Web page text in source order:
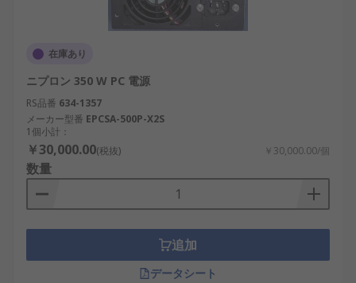
がACを脈流DCに変換し、コンデンサが平滑化しま
す。その後、電圧レギュレーターが12V、5V、3.3V
などの安定した出力電圧を供給し、それぞれのコン
PC電源の主な機能は、重要なハードウェアコンポー
ネントに安定した電圧を供給することです。ATX電
源は、一般的なデスクトップPC電源として広く使用
され、マザーボード、グラフィックカード、ストレ
ージデバイスに電力を分配します。ノートPC電源で
は、効率性と携帯性が重視され、小型設計と内蔵ア
動によるコンポーネントの損傷を防ぎ、高性能コン
ピューティング、ゲーミングシステム、AIを活用し
た産業用途において不可欠です。
在庫あり
ニプロン 350 W PC 電源
RS品番 634-1357
メーカー型番 EPCSA-500P-X2S
1個小計：
￥30,000.00(税抜) ￥30,000.00/個
数量
追加
データシート